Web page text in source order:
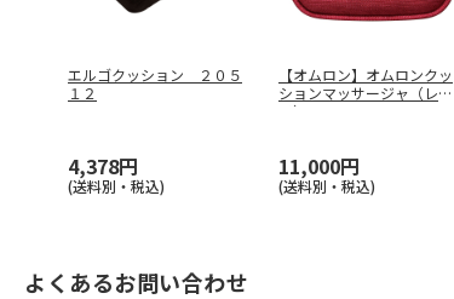
エルゴクッション ２０５
１２
4,378円
(送料別・税込)
【オムロン】オムロンクッ
ションマッサージャ（レッ
ド） ＨＭ
11,000円
(送料別・税込)
よくあるお問い合わせ